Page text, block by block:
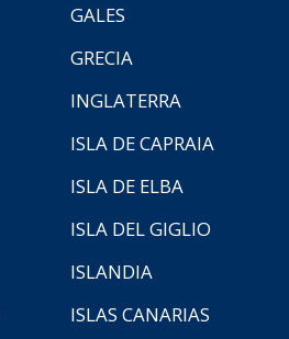
GALES
GRECIA
INGLATERRA
ISLA DE CAPRAIA
ISLA DE ELBA
ISLA DEL GIGLIO
ISLANDIA
ISLAS CANARIAS